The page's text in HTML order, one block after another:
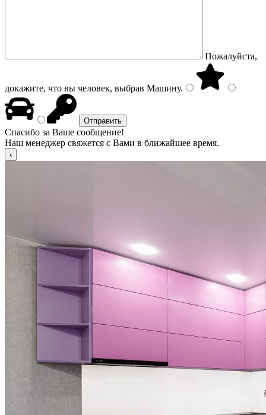
Пожалуйста,
докажите, что вы человек, выбрав Машину.
Спасибо за Ваше сообщение!
Наш менеджер свяжется с Вами в ближайшее время.